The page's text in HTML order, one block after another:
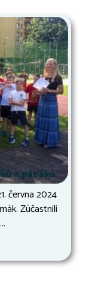
a páťáků
června 2024
Zúčastnili